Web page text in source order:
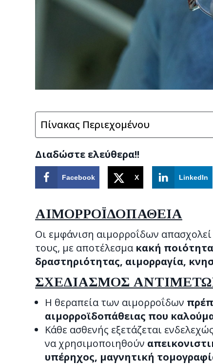
Πίνακας Περιεχομένου
Διαδώστε ελεύθερα!!
Facebook X LinkedIn
ΑΙΜΟΡΡΟΪΔΟΠΑΘΕΙΑ
Οι εμφάνιση αιμορροΐδων
τους, με αποτέλεσμα κακή
δραστηριότητας, αιμορραγία,
ΣΧΕΔΙΑΣΜΟΣ
Η θεραπεία των αιμορροΐδων
αιμορροϊδοπάθειας που
Κάθε ασθενής εξετάζεται ενδελεχώς
να χρησιμοποιηθούν
υπέρηχος, μαγνητική